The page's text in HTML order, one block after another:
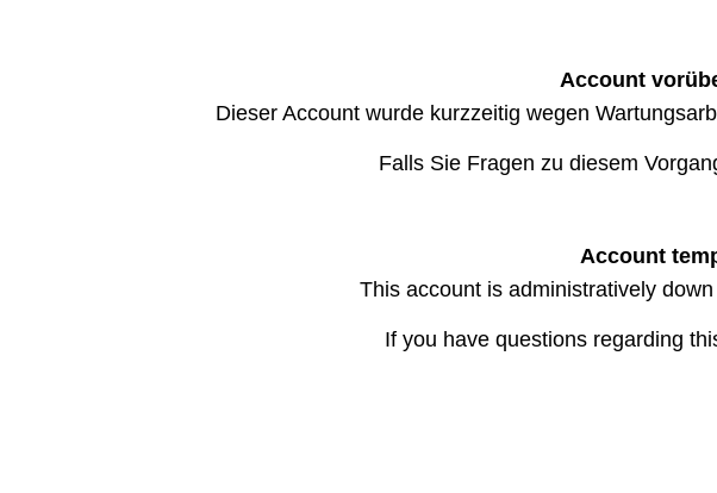
Account
Dieser Account wurde kurzzeitig wegen
Falls Sie Fragen zu diesem
Account
This account is administratively
If you have questions regarding